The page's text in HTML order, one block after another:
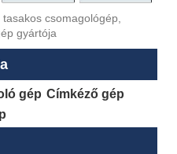
csomagológép,
gyártója
gép Címkéző gép